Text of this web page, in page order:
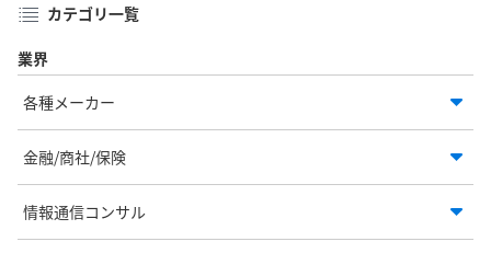
カテゴリ一覧
業界
各種メーカー
金融/商社/保険
情報通信コンサル